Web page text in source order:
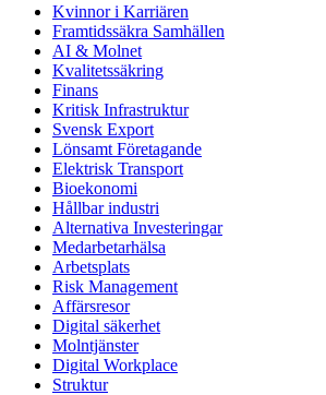
Kvinnor i Karriären
Framtidssäkra Samhällen
AI & Molnet
Kvalitetssäkring
Finans
Kritisk Infrastruktur
Svensk Export
Lönsamt Företagande
Elektrisk Transport
Bioekonomi
Hållbar industri
Alternativa Investeringar
Medarbetarhälsa
Arbetsplats
Risk Management
Affärsresor
Digital säkerhet
Molntjänster
Digital Workplace
Struktur